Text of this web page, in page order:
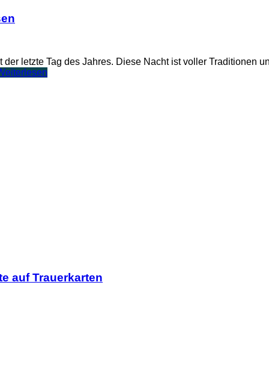
letzte Tag des Jahres. Diese Nacht ist voller Traditionen
auf Trauerkarten